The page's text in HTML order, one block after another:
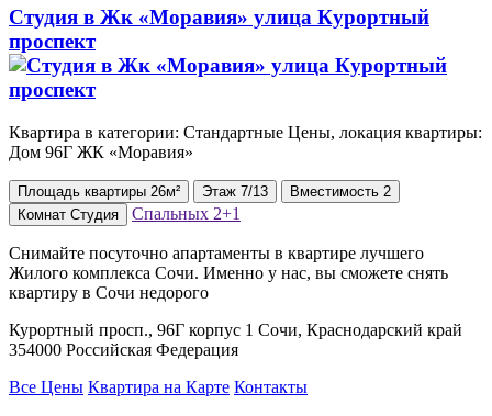
Студия в Жк «Моравия» улица Курортный
проспект
Квартира в категории: Стандартные Цены, локация квартиры:
Дом 96Г ЖК «Моравия»
Площадь квартиры 26м² Этаж 7/13 Вместимость 2
Комнат Студия Спальных 2+1
Снимайте посуточно апартаменты в квартире лучшего
Жилого комплекса Сочи. Именно у нас, вы сможете снять
квартиру в Сочи недорого
Курортный просп., 96Г корпус 1 Сочи, Краснодарский край
354000 Российская Федерация
Все Цены Квартира на Карте Контакты